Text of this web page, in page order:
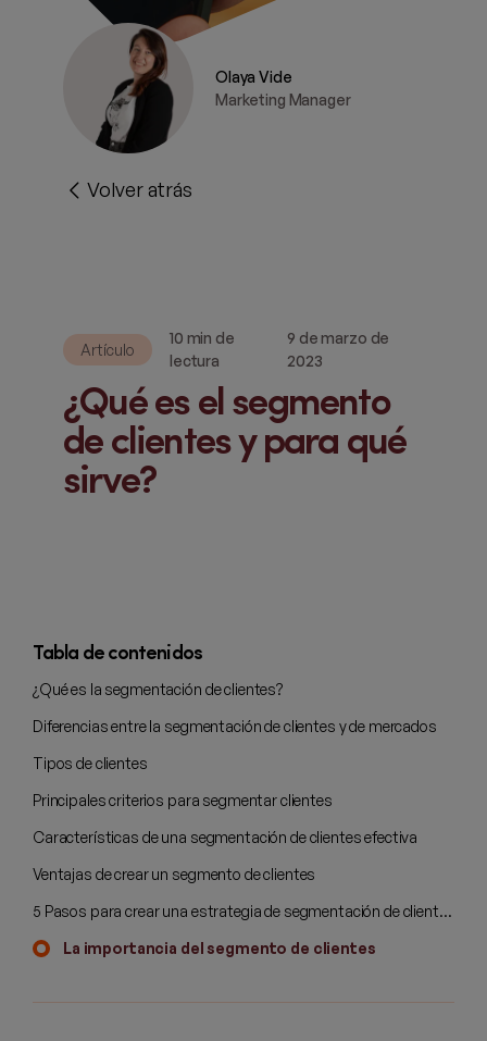
Olaya Vide
Marketing Manager
Volver atrás
Artículo
10 min de
lectura
9 de marzo de
2023
¿Qué es el segmento
de clientes y para qué
sirve?
Tabla de contenidos
¿Qué es la segmentación de clientes?
Diferencias entre la segmentación de clientes y de mercados
Tipos de clientes
Principales criterios para segmentar clientes
Características de una segmentación de clientes efectiva
Ventajas de crear un segmento de clientes
5 Pasos para crear una estrategia de segmentación de clientes
La importancia del segmento de clientes